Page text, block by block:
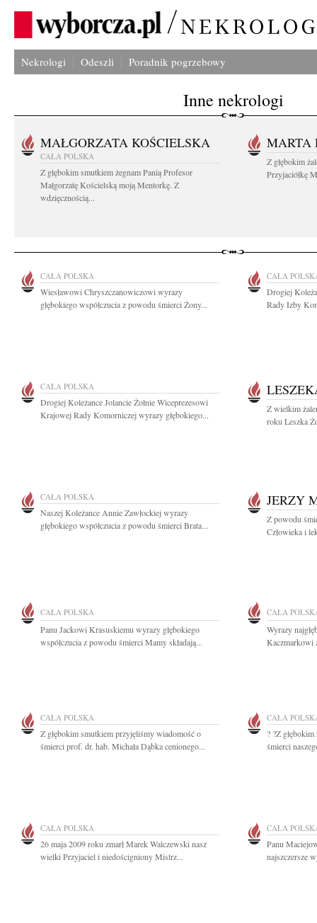
Nekrologi Odeszli Poradnik pogrzebowy
Inne nekrologi
MAŁGORZATA KOŚCIELSKA
CAŁA POLSKA
Z głębokim smutkiem żegnam Panią Profesor
Małgorzatę Kościelską moją Mentorkę. Z
wdzięcznością...
MARTA
Z głębokim
Przyjaciółkę
CAŁA POLSKA
Wiesławowi Chryszczanowiczowi wyrazy
głębokiego współczucia z powodu śmierci Żony...
CAŁA
Drogiej
Rady Izby
CAŁA POLSKA
Drogiej Koleżance Jolancie Żołnie Wiceprezesowi
Krajowej Rady Komorniczej wyrazy głębokiego...
Z wielkim
roku Leszka
CAŁA POLSKA
Naszej Koleżance Annie Zawłockiej wyrazy
głębokiego współczucia z powodu śmierci Brata...
JERZY
Z powodu
Człowieka i
CAŁA POLSKA
Panu Jackowi Krasuskiemu wyrazy głębokiego
współczucia z powodu śmierci Mamy składają...
CAŁA
Wyrazy
Kaczmarkowi
CAŁA POLSKA
Z głębokim smutkiem przyjęliśmy wiadomość o
śmierci prof. dr. hab. Michała Dąbka cenionego...
CAŁA
? ?Z
śmierci
CAŁA POLSKA
26 maja 2009 roku zmarł Marek Walczewski nasz
wielki Przyjaciel i niedościgniony Mistrz...
CAŁA
Panu
najszczersze